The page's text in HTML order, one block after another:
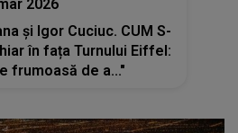
2026
și Igor Cuciuc. CUM S-
în fața Turnului Eiffel:
frumoasă de a..."